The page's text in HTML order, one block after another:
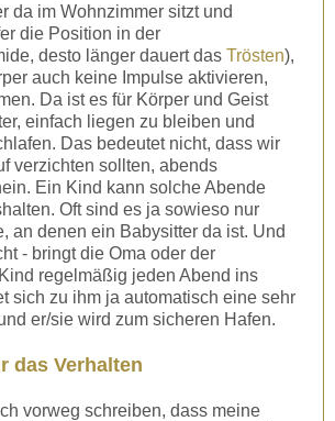
da im Wohnzimmer sitzt und
die Position in der
desto länger dauert das Trösten),
auch keine Impulse aktivieren,
Da ist es für Körper und Geist
einfach liegen zu bleiben und
Das bedeutet nicht, dass wir
verzichten sollten, abends
Ein Kind kann solche Abende
Oft sind es ja sowieso nur
an denen ein Babysitter da ist. Und
- bringt die Oma oder der
regelmäßig jeden Abend ins
sich zu ihm ja automatisch eine sehr
er/sie wird zum sicheren Hafen.
das Verhalten
vorweg schreiben, dass meine